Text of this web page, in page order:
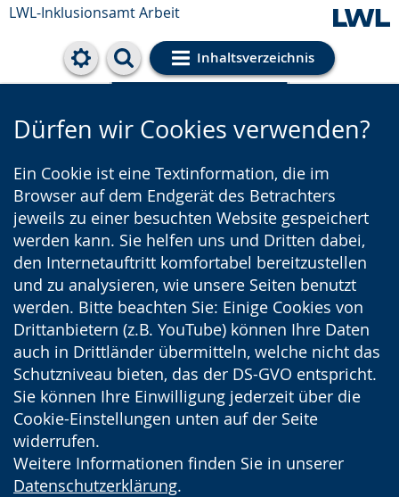
LWL-Inklusionsamt Arbeit
Inhaltsverzeichnis
Cookie-Einstellungen
Dürfen wir Cookies verwenden?
Ein Cookie ist eine Textinformation, die im
Browser auf dem Endgerät des Betrachters
jeweils zu einer besuchten Website gespeichert
werden kann. Sie helfen uns und Dritten dabei,
den Internetauftritt komfortabel bereitzustellen
und zu analysieren, wie unsere Seiten benutzt
werden. Bitte beachten Sie: Einige Cookies von
Drittanbietern (z.B. YouTube) können Ihre Daten
auch in Drittländer übermitteln, welche nicht das
Schutzniveau bieten, das der DS-GVO entspricht.
Sie können Ihre Einwilligung jederzeit über die
Cookie-Einstellungen unten auf der Seite
widerrufen.
Weitere Informationen finden Sie in unserer
Datenschutzerklärung.